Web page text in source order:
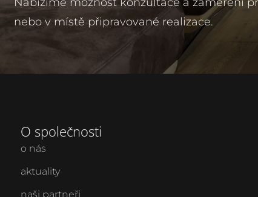
nebo v místě připravované realizace.
O společnosti
o nás
aktuality
naši partneři